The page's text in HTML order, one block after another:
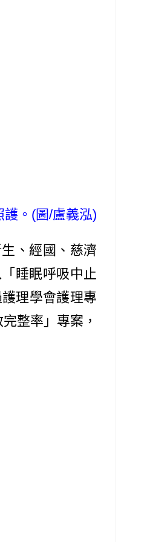
。(圖/盧義泓)
、經國、慈濟
睡眠呼吸中止
理學會護理專
整率」專案，